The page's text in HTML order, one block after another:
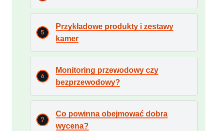
Przykładowe produkty i zestawy
kamer
Monitoring przewodowy czy
bezprzewodowy?
Co powinna obejmować dobra
wycena?